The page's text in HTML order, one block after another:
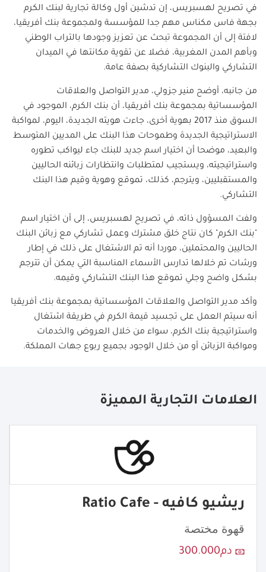
في تصريح لهسبريس، إن تدشين أول وكالة تجارية لبنك الكرم
بجهة فاس مكناس مهم جدا للمؤسسة ولمجموعة بنك أفريقيا،
لافتة إلى أن المجموعة تبحث عن تعزيز وجودها بالتراب الوطني
وبأهم المدن المغربية، فضلا عن تقوية مكانتها في الميدان
التشاركي والبنوك التشاركية بصفة عامة.
من جانبه، أوضح منير جزولي، مدير التواصل والعلاقات
المؤسساتية بمجموعة بنك أفريقيا، أن بنك الكرم، الموجود في
السوق منذ 2017 بهوية أخرى، جاءت هويته الجديدة، اليوم، لمواكبة
الاستراتيجية الجديدة وطموحات هذا البنك على المديين المتوسط
والبعيد، موضحا أن اختيار اسم جديد للبنك جاء ليواكب تطوره
واستراتيجيته، ويستجيب لمتطلبات وانتظارات زبائنه الحاليين
والمستقبليين، ويترجم، كذلك، تموقع وهوية وقيم هذا البنك
التشاركي.
ولفت المسؤول ذاته، في تصريح لهسبريس، إلى أن اختيار اسم
"بنك الكرم" كان نتاج خلق مشترك وعمل تشاركي مع زبائن البنك
الحاليين والمحتملين، موردا أنه تم الاشتغال على ذلك في إطار
ورشات تم خلالها تدارس الأسماء المناسبة التي يمكن أن تترجم
بشكل واضح وجلي تموقع هذا البنك التشاركي وقيمه.
وأكد مدير التواصل والعلاقات المؤسساتية بمجموعة بنك أفريقيا
أنه سيتم العمل على تجسيد قيمة الكرم في طريقة اشتغال
واستراتيجية بنك الكرم، سواء من خلال العروض والخدمات
ومواكبة الزبائن أو من خلال الوجود بجميع ربوع جهات المملكة.
العلامات التجارية المميزة
ريشيو كافيه - Ratio Cafe
قهوة مختصة
دم300.000